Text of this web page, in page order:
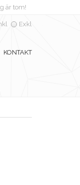
är tom!
Exkl
KONTAKT